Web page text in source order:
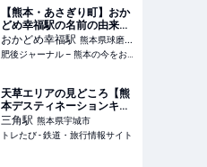
【熊本・あさぎり町】おか
どめ幸福駅の名前の由来に
もなった”幸福神社“こと
「岡留熊野座神社」がセル
フサービスすぎる。 | 肥後
届けするメディアサイト
おかどめ幸福駅 熊本県球磨郡
あさぎり町
肥後ジャーナル – 熊本の今をお届けするメディアサイト
天草エリアの見どころ【熊
本デスティネーションキャ
ンペーン2026】 | トレたび
- 鉄道・旅行情報サイト
三角駅 熊本県宇城市
トレたび - 鉄道・旅行情報サイト